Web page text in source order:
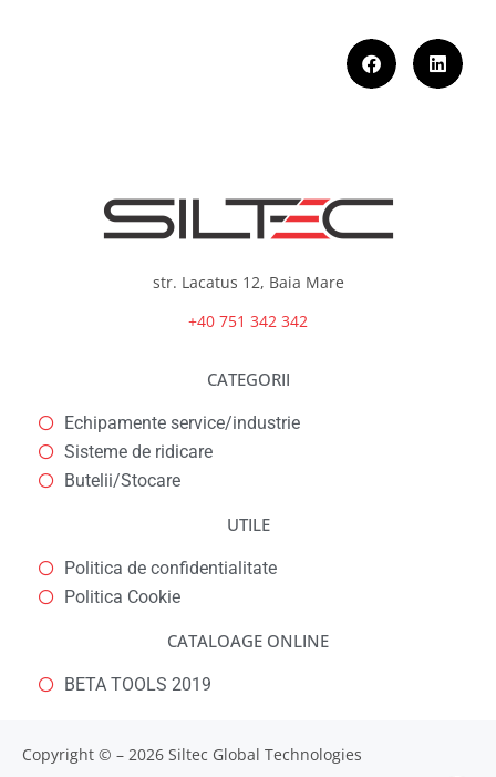
str. Lacatus 12, Baia Mare
+40 751 342 342
CATEGORII
Echipamente service/industrie
Sisteme de ridicare
Butelii/Stocare
UTILE
Politica de confidentialitate
Politica Cookie
CATALOAGE ONLINE
BETA TOOLS 2019
Copyright © – 2026 Siltec Global Technologies